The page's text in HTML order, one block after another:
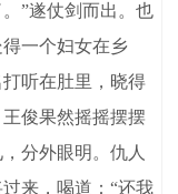
”遂仗剑而出。也
一个妇女在乡
听在肚里，晓得
俊果然摇摇摆摆
分外眼明。仇人
来，喝道：“还我